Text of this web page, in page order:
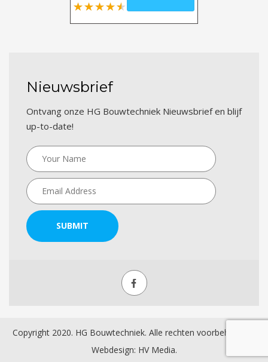
Nieuwsbrief
Ontvang onze HG Bouwtechniek Nieuwsbrief en blijf
up-to-date!
SUBMIT
Copyright 2020. HG Bouwtechniek. Alle rechten voorbehouden.
Webdesign: HV Media.